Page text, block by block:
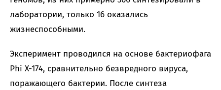
лаборатории, только 16 оказались
жизнеспособными.
Эксперимент проводился на основе бактериофага
Phi X-174, сравнительно безвредного вируса,
поражающего бактерии. После синтеза